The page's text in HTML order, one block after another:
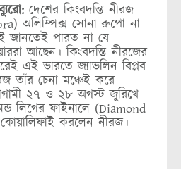
দেশের কিংবদন্তি নীরজ
অলিম্পিক্স সোনা-রুপো না
জানতেই পারত না যে
আছেন। কিংবদন্তি নীরজের
এই ভারতে জ্যাভলিন বিপ্লব
তাঁর চেনা মঞ্চেই করে
২৭ ও ২৮ অগস্ট জুরিখে
লিগের ফাইনালে (Diamond
করলেন নীরজ।